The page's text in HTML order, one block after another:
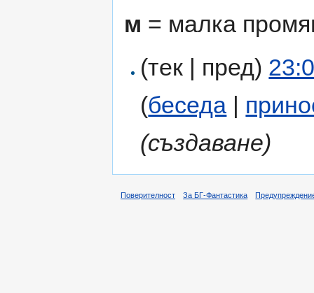
м = малка
(тек | пред)
(беседа |
(създаване)
Поверителност За БГ-Фантастика